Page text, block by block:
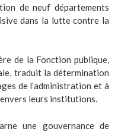
de neuf départements
dans la lutte contre la
de la Fonction publique,
traduit la détermination
de l’administration et à
leurs institutions.
une gouvernance de